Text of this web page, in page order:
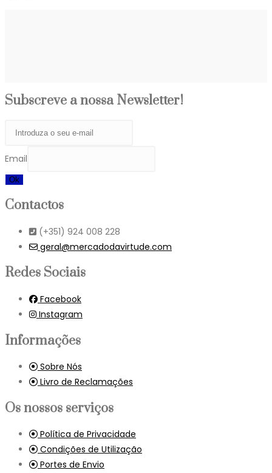
Subscreve a nossa Newsletter!
Email
Ok
Contactos
(+351) 924 008 228
geral@mercadodavirtude.com
Redes Sociais
Facebook
Instagram
Informações
Sobre Nós
Livro de Reclamações
Os nossos serviços
Política de Privacidade
Condições de Utilização
Portes de Envio